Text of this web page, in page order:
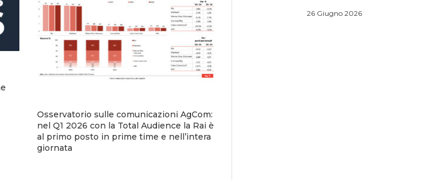
Osservatorio sulle comunicazioni AgCom:
nel Q1 2026 con la Total Audience la Rai è
al primo posto in prime time e nell’intera
giornata
26 Giugno 2026